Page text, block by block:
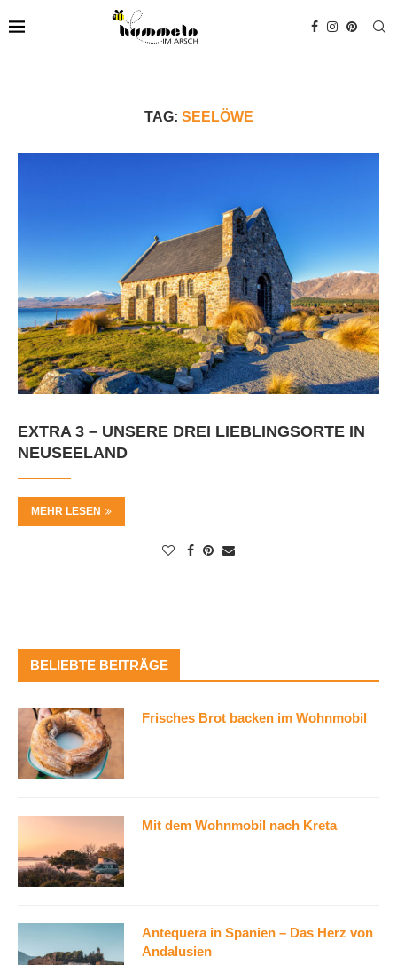
TAG: SEELÖWE
EXTRA 3 – UNSERE DREI LIEBLINGSORTE IN
NEUSEELAND
MEHR LESEN
BELIEBTE BEITRÄGE
Frisches Brot backen im Wohnmobil
Mit dem Wohnmobil nach Kreta
Antequera in Spanien – Das Herz von
Andalusien